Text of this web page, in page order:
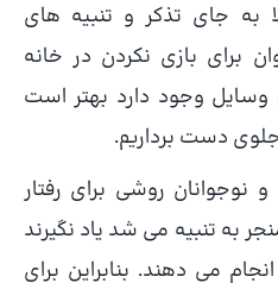
جای تذکر و تنبیه های
برای بازی نکردن در خانه
وجود دارد بهتر است
دست برداریم.
نوجوانان روشی برای رفتار
به تنبیه می شد یاد نگیرند
می دهند. بنابراین برای